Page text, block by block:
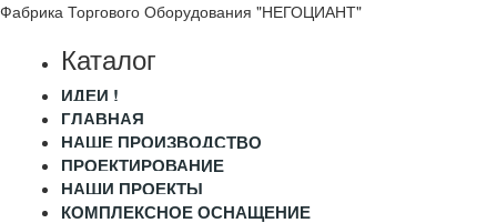
Фабрика Торгового Оборудования "НЕГОЦИАНТ"
Каталог
ИДЕИ !
ГЛАВНАЯ
НАШЕ ПРОИЗВОДСТВО
ПРОЕКТИРОВАНИЕ
НАШИ ПРОЕКТЫ
КОМПЛЕКСНОЕ ОСНАЩЕНИЕ